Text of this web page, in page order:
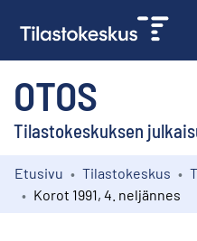
OTOS
Tilastokeskuksen
Kokoelmat
Etusivu Tilastokeskus
Korot 1991, 4. neljännes